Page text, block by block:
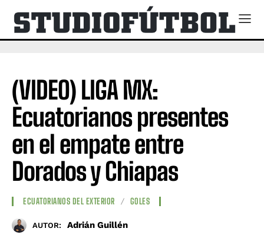
(VIDEO) LIGA MX:
Ecuatorianos presentes
en el empate entre
Dorados y Chiapas
ECUATORIANOS DEL EXTERIOR GOLES
AUTOR: Adrián Guillén